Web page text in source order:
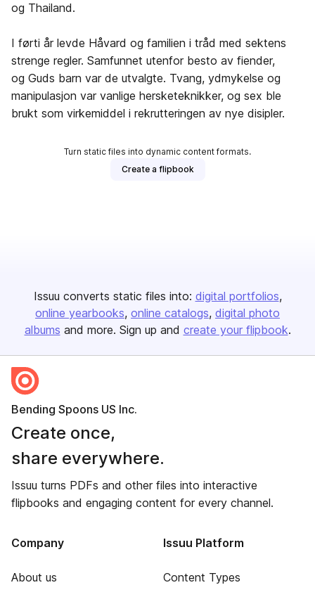
og Thailand.
I førti år levde Håvard og familien i tråd med sektens
strenge regler. Samfunnet utenfor besto av fiender,
og Guds barn var de utvalgte. Tvang, ydmykelse og
manipulasjon var vanlige hersketeknikker, og sex ble
brukt som virkemiddel i rekrutteringen av nye disipler.
Turn static files into dynamic content formats.
Create a flipbook
Issuu converts static files into: digital portfolios
online yearbooks online catalogs digital photo
albums and more. Sign up and create your flipbook.
Bending Spoons US Inc.
Create once,
share everywhere.
Issuu turns PDFs and other files into interactive
flipbooks and engaging content for every channel.
Company
About us
Issuu Platform
Content Types